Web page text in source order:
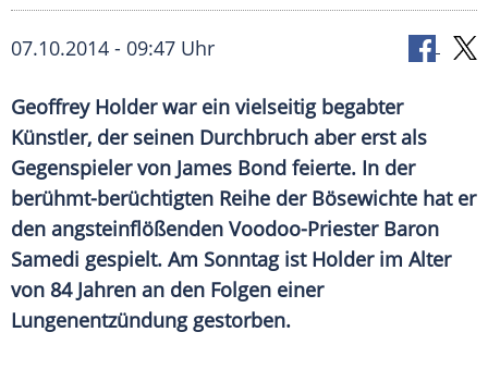
07.10.2014 - 09:47 Uhr
Geoffrey Holder war ein vielseitig begabter
Künstler, der seinen Durchbruch aber erst als
Gegenspieler von James Bond feierte. In der
berühmt-berüchtigten Reihe der Bösewichte hat er
den angsteinflößenden Voodoo-Priester Baron
Samedi gespielt. Am Sonntag ist Holder im Alter
von 84 Jahren an den Folgen einer
Lungenentzündung gestorben.